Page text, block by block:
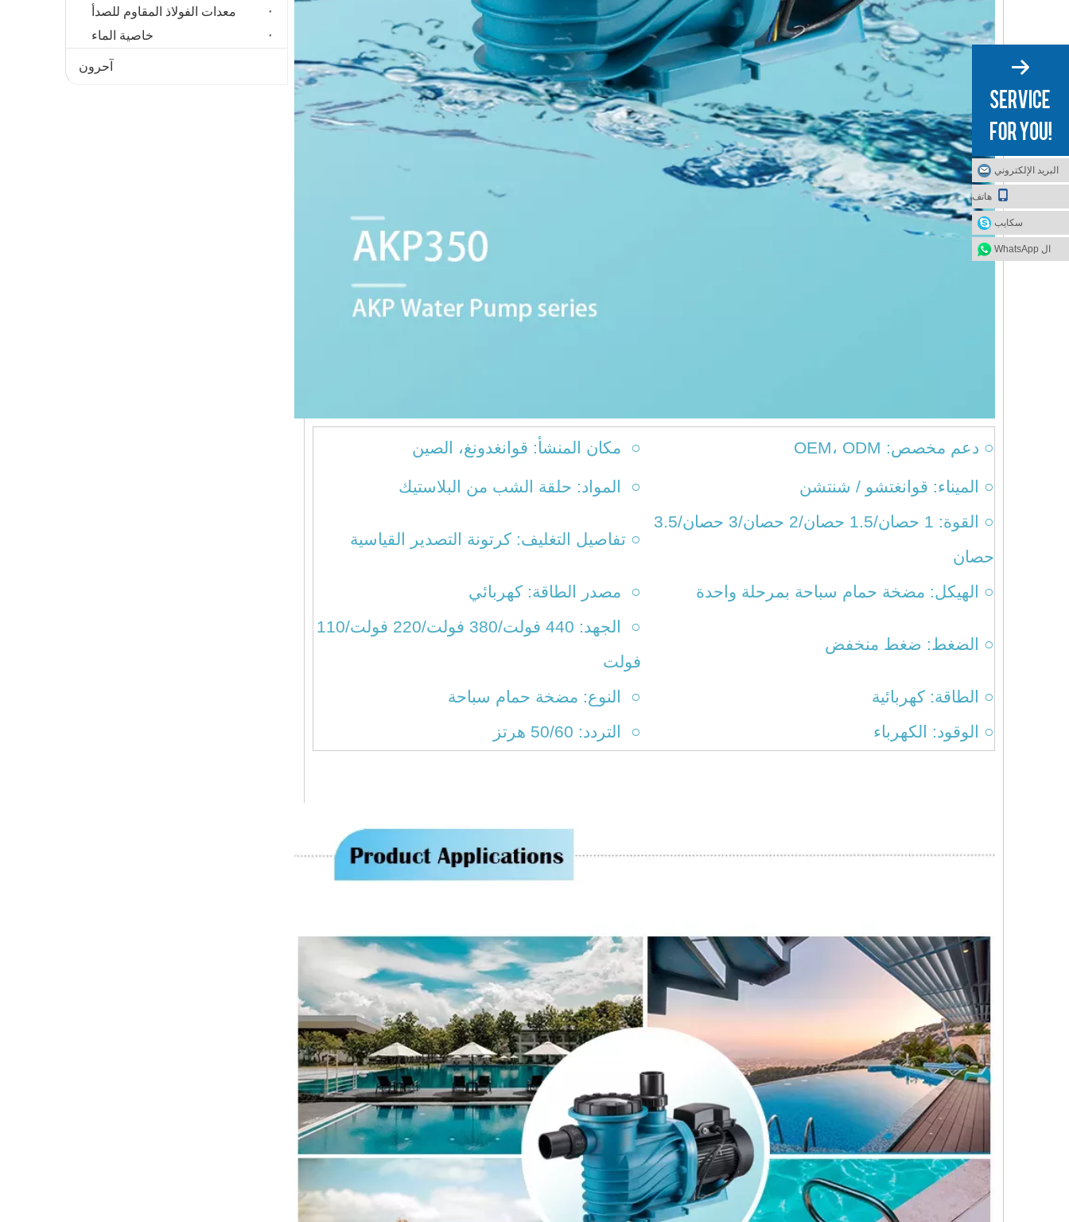
معدات الفولاذ المقاوم للصدأ
خاصية الماء
آحرون
○ دعم مخصص: OEM، ODM ○ مكان المنشأ: قوانغدونغ، الصين
○ الميناء: قوانغتشو / شنتشن
○ المواد: حلقة الشب من البلاستيك
○ القوة: 1 حصان/1.5 حصان/2 حصان/3 حصان/3.5
حصان
○ تفاصيل التغليف: كرتونة التصدير القياسية
○ الهيكل: مضخة حمام سباحة بمرحلة واحدة ○ مصدر الطاقة: كهربائي
○ الضغط: ضغط منخفض
○ الجهد: 440 فولت/380 فولت/220 فولت/110
فولت
○ الطاقة: كهربائية
○ النوع: مضخة حمام سباحة
○ الوقود: الكهرباء
○ التردد: 50/60 هرتز
البريد الإلكتروني
هاتف
سكايب
ال WhatsApp